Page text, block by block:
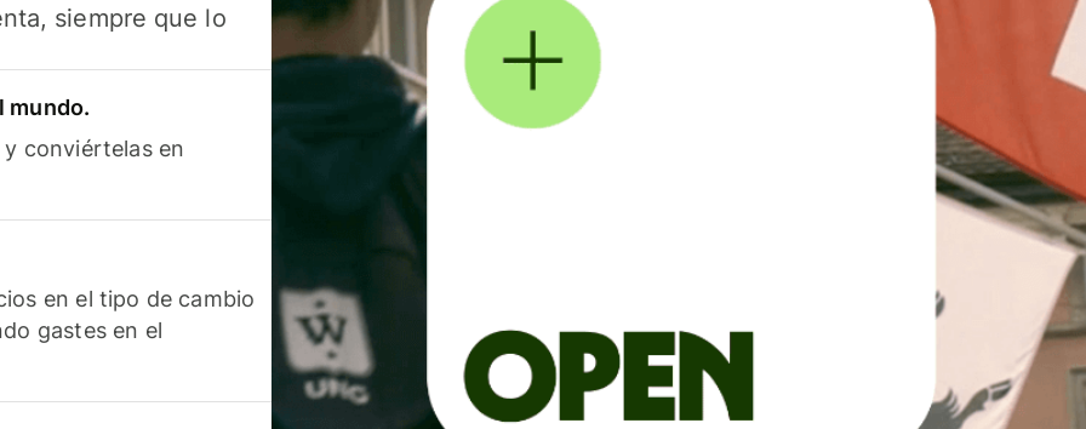
siempre que lo
mundo.
conviértelas en
en el tipo de cambio
gastes en el